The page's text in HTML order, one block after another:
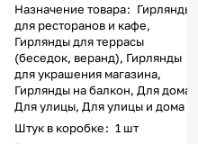
Назначение товара: Гирлянды
для ресторанов и кафе,
Гирлянды для террасы
(беседок, веранд), Гирлянды
для украшения магазина,
Гирлянды на балкон, Для дома,
Для улицы, Для улицы и дома
Штук в коробке: 1 шт